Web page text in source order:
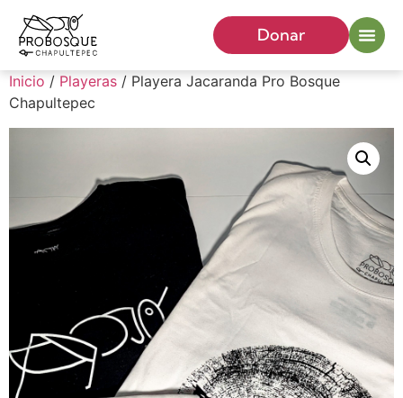
Donar
Inicio / Playeras / Playera Jacaranda Pro Bosque
Chapultepec